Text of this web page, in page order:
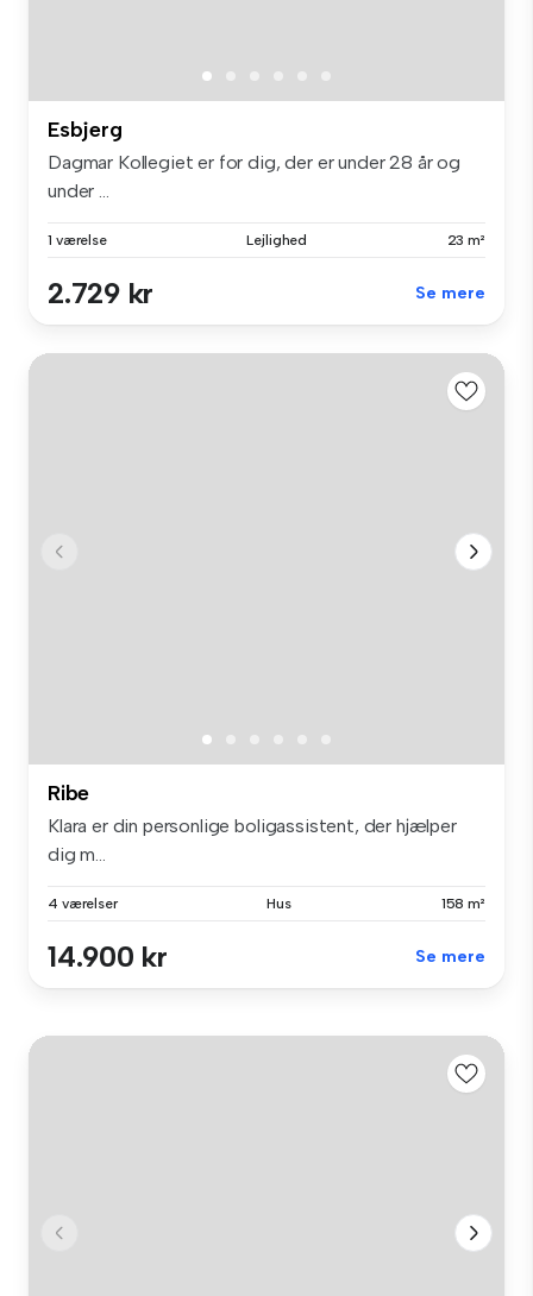
Esbjerg
Dagmar Kollegiet er for dig, der er under 28 år og
under ...
1 værelse Lejlighed 23 m²
2.729 kr Se mere
Ribe
Klara er din personlige boligassistent, der hjælper
dig m...
4 værelser Hus 158 m²
14.900 kr Se mere